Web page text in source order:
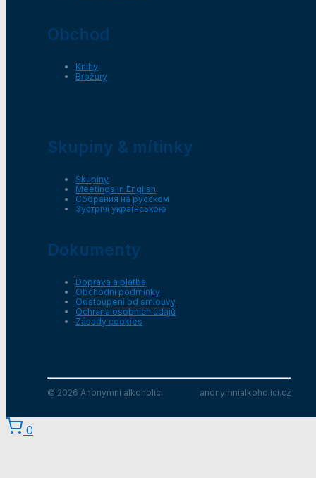
Obchod
Knihy
Brožury
Skupiny & mítinky
Skupiny
Meetings in English
Собрания на русском
Зустрічі українською
Dokumenty
Doprava a platba
Obchodní podmínky
Odstoupení od smlouvy
Ochrana osobních údajů
Zásady cookies
© 2026 Anonymní alkoholici anonymnialkoholici.cz
0